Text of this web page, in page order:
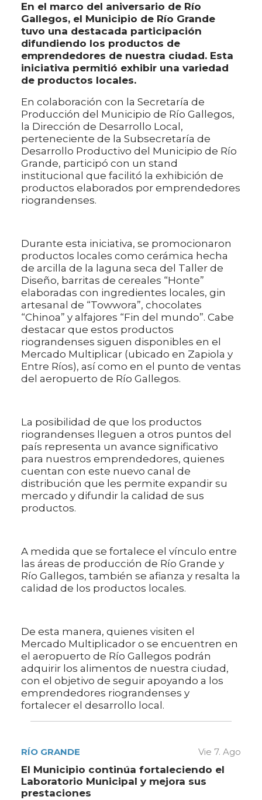
En el marco del aniversario de Río
Gallegos, el Municipio de Río Grande
tuvo una destacada participación
difundiendo los productos de
emprendedores de nuestra ciudad. Esta
iniciativa permitió exhibir una variedad
de productos locales.
En colaboración con la Secretaría de
Producción del Municipio de Río Gallegos,
la Dirección de Desarrollo Local,
perteneciente de la Subsecretaría de
Desarrollo Productivo del Municipio de Río
Grande, participó con un stand
institucional que facilitó la exhibición de
productos elaborados por emprendedores
riograndenses.
Durante esta iniciativa, se promocionaron
productos locales como cerámica hecha
de arcilla de la laguna seca del Taller de
Diseño, barritas de cereales “Honte”
elaboradas con ingredientes locales, gin
artesanal de “Towwora”, chocolates
“Chinoa” y alfajores “Fin del mundo”. Cabe
destacar que estos productos
riograndenses siguen disponibles en el
Mercado Multiplicar (ubicado en Zapiola y
Entre Ríos), así como en el punto de ventas
del aeropuerto de Río Gallegos.
La posibilidad de que los productos
riograndenses lleguen a otros puntos del
país representa un avance significativo
para nuestros emprendedores, quienes
cuentan con este nuevo canal de
distribución que les permite expandir su
mercado y difundir la calidad de sus
productos.
A medida que se fortalece el vínculo entre
las áreas de producción de Río Grande y
Río Gallegos, también se afianza y resalta la
calidad de los productos locales.
De esta manera, quienes visiten el
Mercado Multiplicador o se encuentren en
el aeropuerto de Río Gallegos podrán
adquirir los alimentos de nuestra ciudad,
con el objetivo de seguir apoyando a los
emprendedores riograndenses y
fortalecer el desarrollo local.
RÍO GRANDE Vie 7. Ago
El Municipio continúa fortaleciendo el
Laboratorio Municipal y mejora sus
prestaciones